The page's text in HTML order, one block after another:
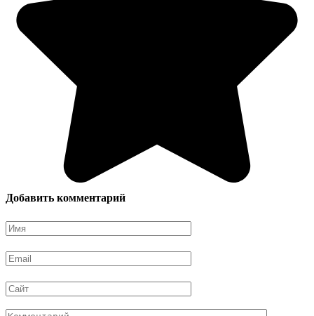
Добавить комментарий
Имя
Email
Сайт